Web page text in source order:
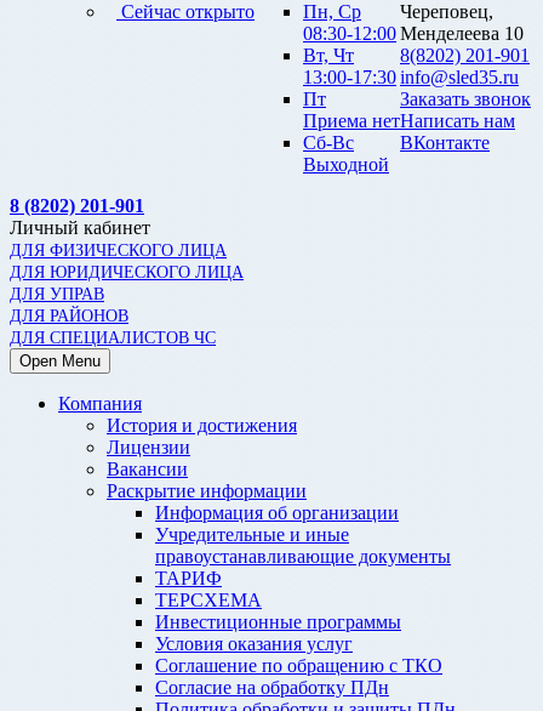
Сейчас открыто
Пн, Ср
08:30-12:00
Вт, Чт
13:00-17:30
Пт
Приема нет
Сб-Вс
Выходной
Череповец,
Менделеева 10
8(8202) 201-901
info@sled35.ru
Заказать звонок
Написать нам
ВКонтакте
8 (8202) 201-901
Личный кабинет
ДЛЯ ФИЗИЧЕСКОГО ЛИЦА
ДЛЯ ЮРИДИЧЕСКОГО ЛИЦА
ДЛЯ УПРАВ
ДЛЯ РАЙОНОВ
ДЛЯ СПЕЦИАЛИСТОВ ЧС
Open Menu
Компания
История и достижения
Лицензии
Вакансии
Раскрытие информации
Информация об организации
Учредительные и иные
правоустанавливающие документы
ТАРИФ
ТЕРСХЕМА
Инвестиционные программы
Условия оказания услуг
Соглашение по обращению с ТКО
Согласие на обработку ПДн